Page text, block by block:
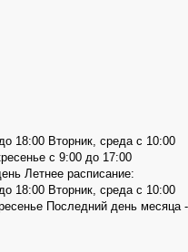
18:00 Вторник, среда с 10:00
с 9:00 до 17:00
Летнее расписание:
18:00 Вторник, среда с 10:00
Последний день месяца -